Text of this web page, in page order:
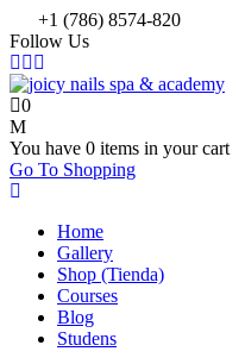
+1 (786) 8574-820
Follow Us
0
You have 0 items in your cart
Go To Shopping
Home
Gallery
Shop (Tienda)
Courses
Blog
Studens